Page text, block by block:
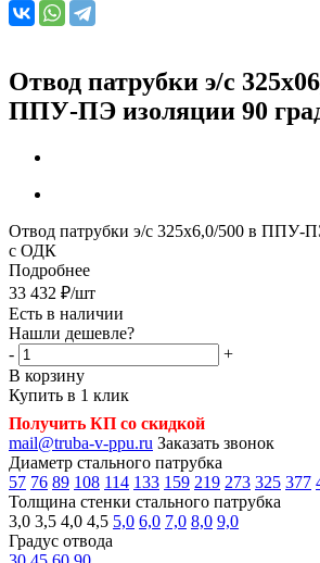
Отвод патрубки э/с
ППУ-ПЭ изоляции 90
Отвод патрубки э/с 325х6,0/500 в ППУ-
с ОДК
Подробнее
33 432 ₽/шт
Есть в наличии
Нашли дешевле?
-
+
В корзину
Купить в 1 клик
Получить КП со скидкой
mail@truba-v-ppu.ru Заказать звонок
Диаметр стального патрубка
57 76 89 108 114 133 159 219 273 325 377
Толщина стенки стального патрубка
3,0 3,5 4,0 4,5 5,0 6,0 7,0 8,0 9,0
Градус отвода